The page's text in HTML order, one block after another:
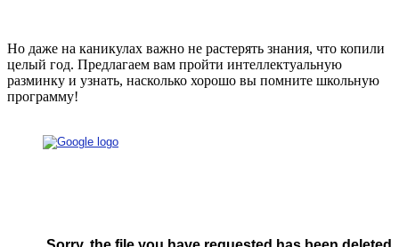
Но даже на каникулах важно не растерять знания, что копили
целый год. Предлагаем вам пройти интеллектуальную
разминку и узнать, насколько хорошо вы помните школьную
программу!